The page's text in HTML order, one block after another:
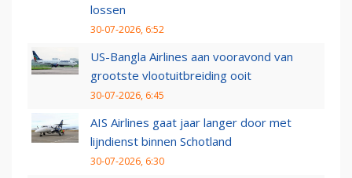
lossen
30-07-2026, 6:52
US-Bangla Airlines aan vooravond van
grootste vlootuitbreiding ooit
30-07-2026, 6:45
AIS Airlines gaat jaar langer door met
lijndienst binnen Schotland
30-07-2026, 6:30